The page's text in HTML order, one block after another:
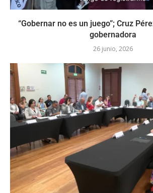
“Gobernar no es un juego”; Cruz
gobernadora
26 junio, 2026